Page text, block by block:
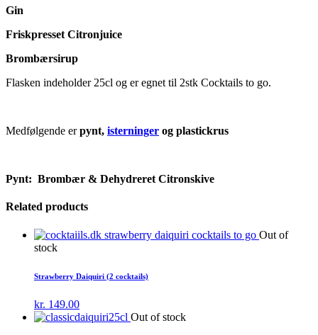
Gin
Friskpresset Citronjuice
Brombærsirup
Flasken indeholder 25cl og er egnet til 2stk Cocktails to go.
Medfølgende erpynt, isterninger og plastickrus
Pynt: Brombær & Dehydreret Citronskive
Related products
Out of
stock
Strawberry Daiquiri (2 cocktails)
kr. 149.00
Out of stock